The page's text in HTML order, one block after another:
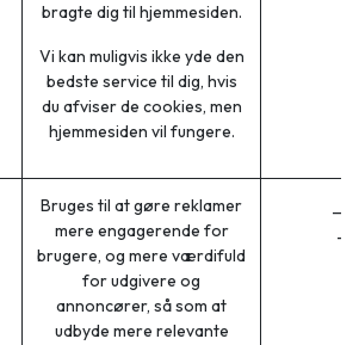
bragte dig til hjemmesiden.
Vi kan muligvis ikke yde den
bedste service til dig, hvis
du afviser de cookies, men
hjemmesiden vil fungere.
Bruges til at gøre reklamer
mere engagerende for
brugere, og mere værdifuld
for udgivere og
annoncører, så som at
udbyde mere relevante